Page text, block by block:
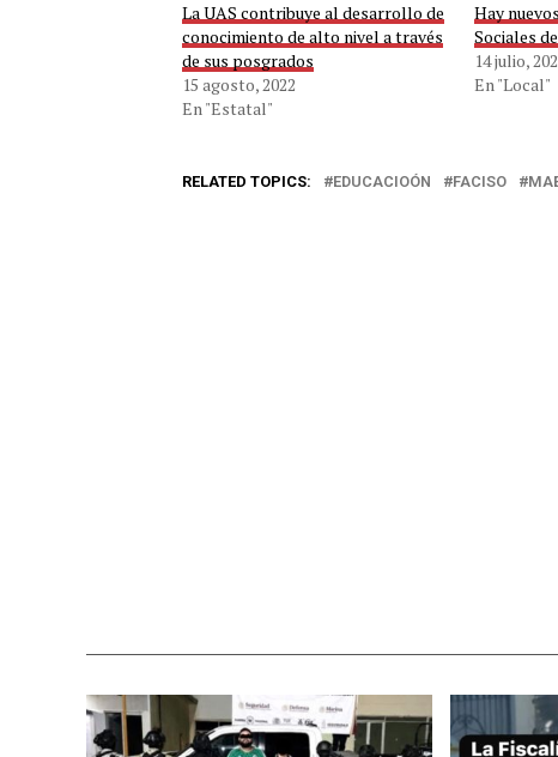
La UAS contribuye al desarrollo de
conocimiento de alto nivel a través
de sus posgrados
15 agosto, 2022
En "Estatal"
​Hay
Sociales
14 julio,
En "Local"
RELATED TOPICS: EDUCACIOÓN FACISO